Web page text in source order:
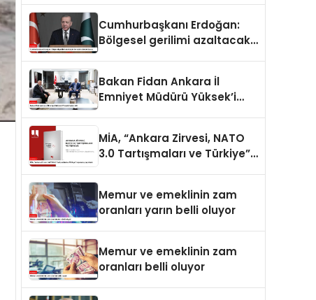
Cumhurbaşkanı Erdoğan:
Bölgesel gerilimi azaltacak
Bakan Fidan Ankara İl
Emniyet Müdürü Yüksek’i
MİA, “Ankara Zirvesi, NATO
3.0 Tartışmaları ve Türkiye”
Memur ve emeklinin zam
oranları yarın belli oluyor
Memur ve emeklinin zam
oranları belli oluyor